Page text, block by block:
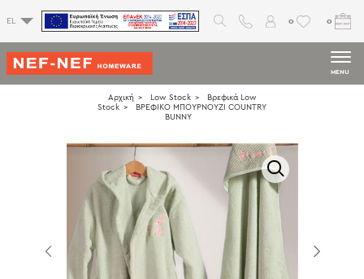
EL 0 0
MENU
Αρχική Low Stock
Βρεφικά Low
Stock
ΒΡΕΦΙΚΟ ΜΠΟΥΡΝΟΥΖΙ COUNTRY
BUNNY